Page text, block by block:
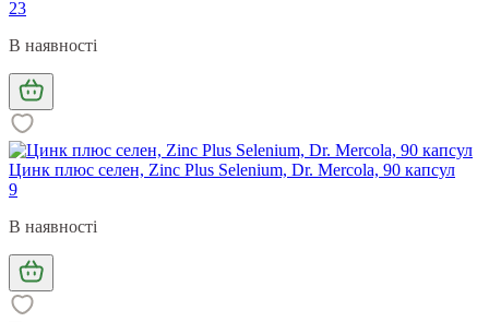
23
В наявності
Цинк плюс селен, Zinc Plus Selenium, Dr. Mercola, 90 капсул
9
В наявності